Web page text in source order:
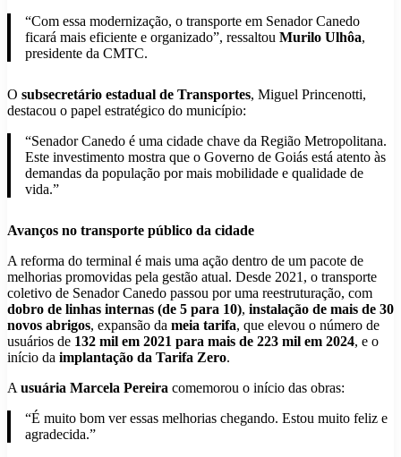
“Com essa modernização, o transporte em Senador Canedo
ficará mais eficiente e organizado”, ressaltou Murilo Ulhôa,
presidente da CMTC.
O subsecretário estadual de Transportes, Miguel Princenotti,
destacou o papel estratégico do município:
“Senador Canedo é uma cidade chave da Região Metropolitana.
Este investimento mostra que o Governo de Goiás está atento às
demandas da população por mais mobilidade e qualidade de
vida.”
Avanços no transporte público da cidade
A reforma do terminal é mais uma ação dentro de um pacote de
melhorias promovidas pela gestão atual. Desde 2021, o transporte
coletivo de Senador Canedo passou por uma reestruturação, com
dobro de linhas internas (de 5 para 10), instalação de mais de 30
novos abrigos, expansão da meia tarifa, que elevou o número de
usuários de 132 mil em 2021 para mais de 223 mil em 2024, e o
início da implantação da Tarifa Zero.
A usuária Marcela Pereira comemorou o início das obras:
“É muito bom ver essas melhorias chegando. Estou muito feliz e
agradecida.”